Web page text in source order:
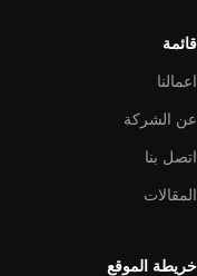
قائمة
اعمالنا
عن الشركة
اتصل بنا
المقالات
خريطة الموقع